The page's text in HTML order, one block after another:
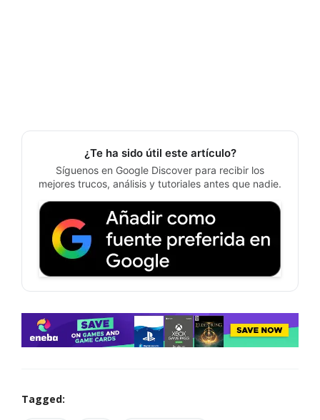
¿Te ha sido útil este artículo?
Síguenos en Google Discover para recibir los
mejores trucos, análisis y tutoriales antes que nadie.
Tagged: